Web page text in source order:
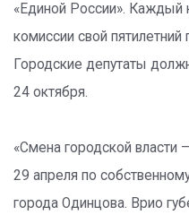
«Единой России». Каждый
комиссии свой пятилетний
Городские депутаты
24 октября.
«Смена городской
29 апреля по
города Одинцова. Врио